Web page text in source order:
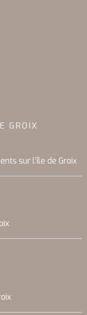
GROIX
sur l’île de Groix